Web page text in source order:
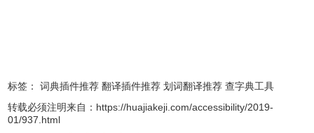
标签： 词典插件推荐 翻译插件推荐 划词翻译推荐 查字典工具
转载必须注明来自： https://huajiakeji.com/accessibility/2019-
01/937.html